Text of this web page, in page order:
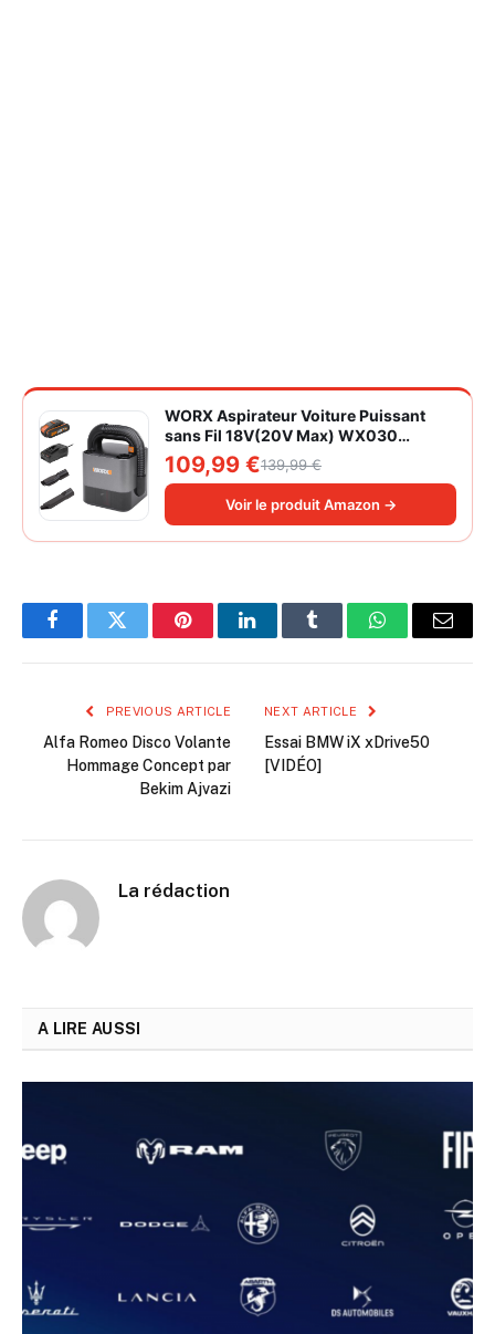
WORX Aspirateur Voiture Puissant
sans Fil 18V(20V Max) WX030
Aspirateur à Main sur Batterie 150W
10KPa avec Boîte de Rangement
Intégrée Dépoussiérage Maille
filtrante Lavable
109,99 €139,99 €
Voir le produit Amazon →
FacebookTwitter PinterestLinkedInTumblr WhatsAppEmail
PREVIOUS ARTICLE
Alfa Romeo Disco Volante
Hommage Concept par
Bekim Ajvazi
NEXT ARTICLE
Essai BMW iX xDrive50
[VIDÉO]
La rédaction
A LIRE AUSSI